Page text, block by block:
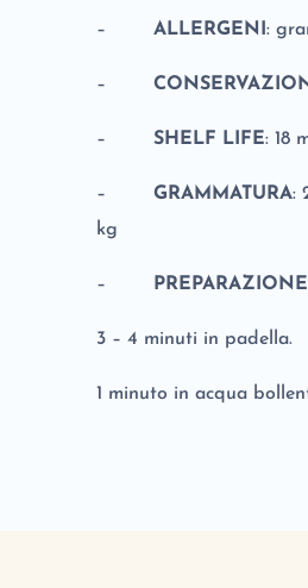
– ALLERGENI :
–
– SHELF LIFE: 18
– GRAMMATURA:
kg
– PREPARAZIONE
3 – 4 minuti in padella.
1 minuto in acqua